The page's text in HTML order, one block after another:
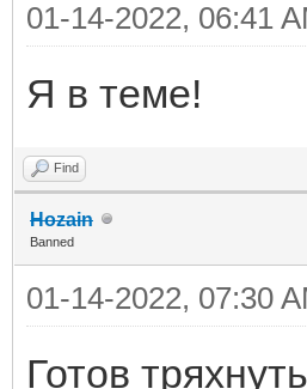
01-14-2022, 06:41
Я в теме!
Find
Hozain
Banned
01-14-2022, 07:30
Готов